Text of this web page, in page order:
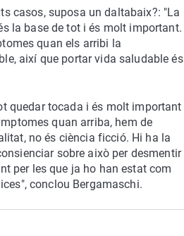
casos, suposa un daltabaix?: "La
la base de tot i és molt important.
quan els arribi la
així que portar vida saludable és
quedar tocada i és molt important
quan arriba, hem de
no és ciència ficció. Hi ha la
sobre això per desmentir
per les que ja ho han estat com
conclou Bergamaschi.